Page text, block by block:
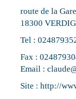
route de la
18300
Tel :
Fax :
Email :
Site :http://